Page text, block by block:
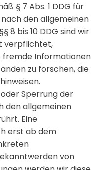
§ 7 Abs. 1 DDG für
den allgemeinen
8 bis 10 DDG sind wir
verpflichtet,
Informationen
zu forschen, die
Sperrung der
den allgemeinen
Eine
erst ab dem
von